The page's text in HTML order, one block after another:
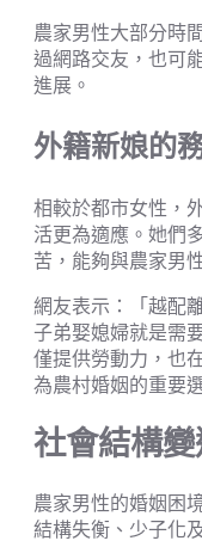
農家男性大部分時
過網路交友，也可
進展。
外籍新娘的
相較於都市女性，
活更為適應。她們
苦，能夠與農家男
網友表示：「越配
子弟娶媳婦就是需
僅提供勞動力，也
為農村婚姻的重要
社會結構
農家男性的婚姻困
結構失衡、少子化